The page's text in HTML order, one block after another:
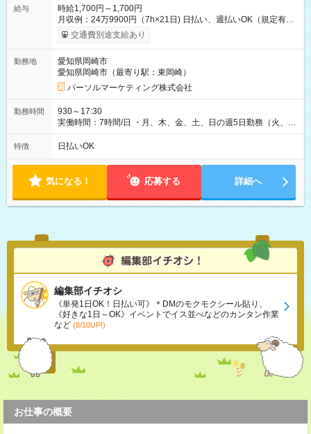
給与
時給1,700円～1,700円
月収例：24万9900円（7h×21日) 日払い、週払いOK（規定有
り） 【試用期間】試用期間なし
交通費別途支給あり
勤務地
愛知県岡崎市
愛知県岡崎市（最寄り駅：東岡崎）
パーソルマーケティング株式会社
勤務時間
930～17:30
実働時間：7時間/日 ・月、木、金、土、日の週5日勤務（火、水
は固定休です／夏季、年末年始等、長期休暇有り！） ・ワンシ
フト！ 残業ほぼナシ（0～5h/月）
特徴 日払いOK
気になる！ 応募する 詳細へ
編集部イチオシ
《単発1日OK！日払い可》＊DMのモクモクシール貼り、
《好きな1日～OK》イベントでイス並べなどのカンタン作業
など (8/10UP!)
お仕事の概要